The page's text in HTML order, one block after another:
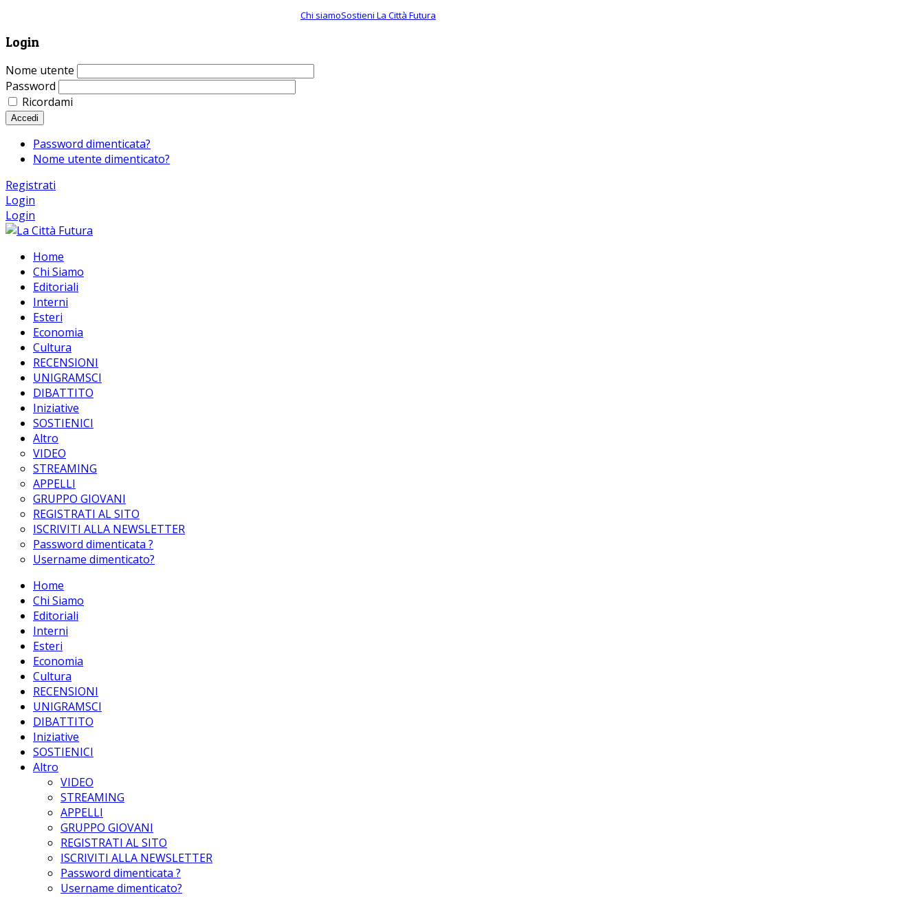
Chi siamoSostieni La Città Futura
Login
Nome utente
Password
Ricordami
Accedi
Password dimenticata?
Nome utente dimenticato?
Registrati
Login
Login
Home
Chi Siamo
Editoriali
Interni
Esteri
Economia
Cultura
RECENSIONI
UNIGRAMSCI
DIBATTITO
Iniziative
SOSTIENICI
Altro
VIDEO
STREAMING
APPELLI
GRUPPO GIOVANI
REGISTRATI AL SITO
ISCRIVITI ALLA NEWSLETTER
Password dimenticata ?
Username dimenticato?
Home
Chi Siamo
Editoriali
Interni
Esteri
Economia
Cultura
RECENSIONI
UNIGRAMSCI
DIBATTITO
Iniziative
SOSTIENICI
Altro
VIDEO
STREAMING
APPELLI
GRUPPO GIOVANI
REGISTRATI AL SITO
ISCRIVITI ALLA NEWSLETTER
Password dimenticata ?
Username dimenticato?